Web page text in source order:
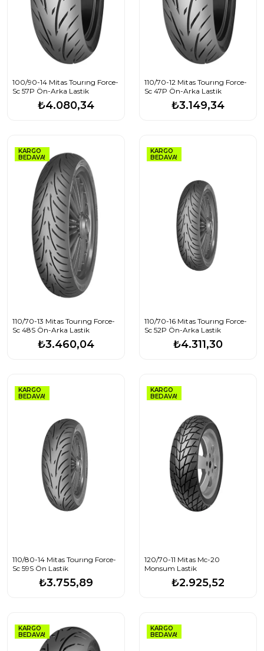
100/90-14 Mitas Tourıng Force-
Sc 57P Ön-Arka Lastik
₺4.080,34
110/70-12 Mitas Tourıng Force-
Sc 47P Ön-Arka Lastik
₺3.149,34
KARGO
BEDAVA!
110/70-13 Mitas Tourıng Force-
Sc 48S Ön-Arka Lastik
₺3.460,04
KARGO
BEDAVA!
110/70-16 Mitas Tourıng Force-
Sc 52P Ön-Arka Lastik
₺4.311,30
KARGO
BEDAVA!
110/80-14 Mitas Tourıng Force-
Sc 59S Ön Lastik
₺3.755,89
KARGO
BEDAVA!
120/70-11 Mitas Mc-20
Monsum Lastik
₺2.925,52
KARGO
BEDAVA!
KARGO
BEDAVA!